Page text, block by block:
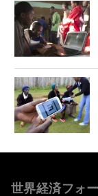
世界経済フォ